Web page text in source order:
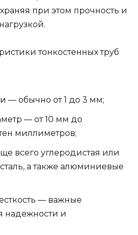
при этом прочность и
тонкостенных труб
— обычно от 1 до 3 мм;
— от 10 мм до
миллиметров;
всего углеродистая или
а также алюминиевые
— важные
надежности и